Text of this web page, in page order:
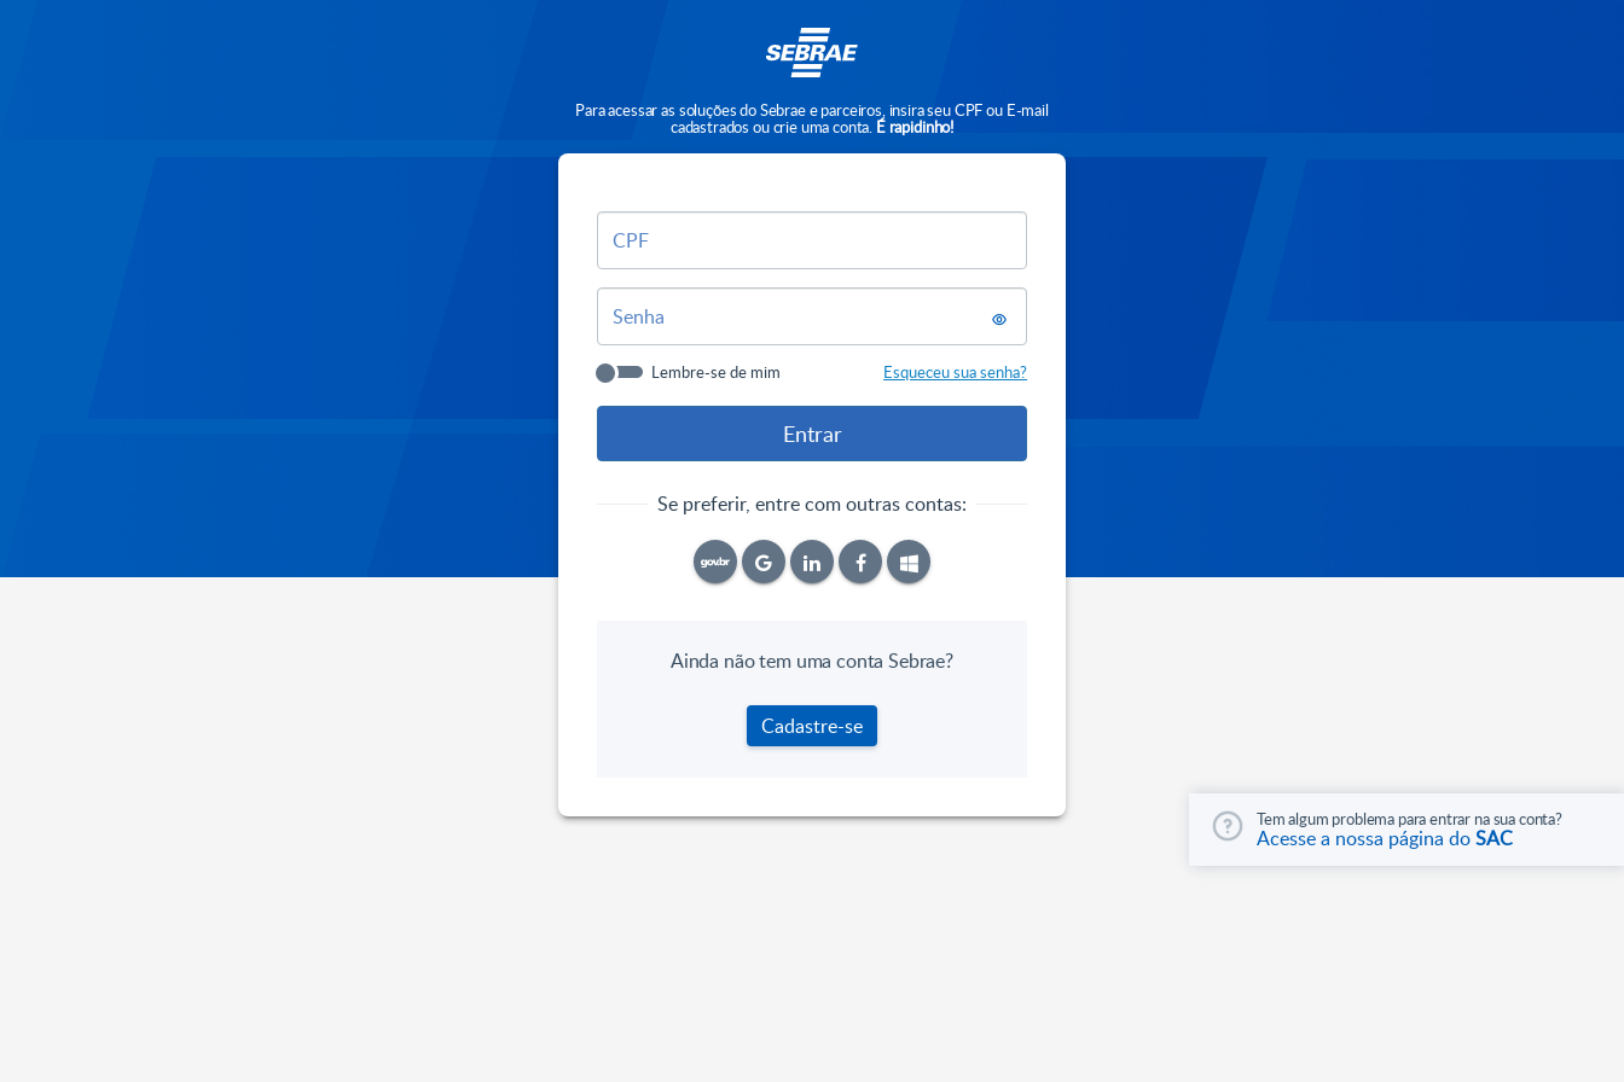
Para acessar as soluções do Sebrae e parceiros, insira seu CPF ou E-mail
cadastrados ou crie uma conta. É rapidinho!
CPF
Senha
Lembre-se de mim Esqueceu sua senha?
Se preferir, entre com outras contas:
Tem algum problema para entrar na sua conta?
Acesse a nossa página doSAC
Ainda não tem uma conta Sebrae?
Cadastre-se